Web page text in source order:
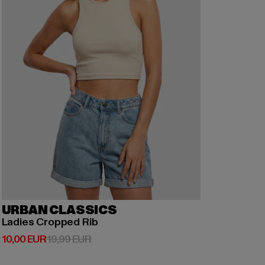
URBAN CLASSICS
Ladies Cropped Rib
10,00 EUR
Derzeitiger Preis: 10,00 EUR
19,99 EURAktionspreis: 19,99 EUR